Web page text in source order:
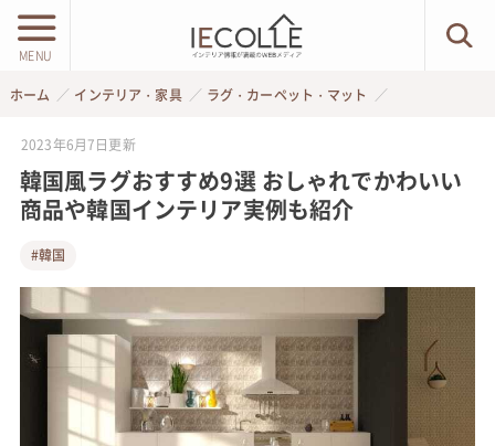
MENU
ホーム インテリア・家具 ラグ・カーペット・マット
2023年6月7日更新
韓国風ラグおすすめ9選 おしゃれでかわいい
商品や韓国インテリア実例も紹介
#韓国